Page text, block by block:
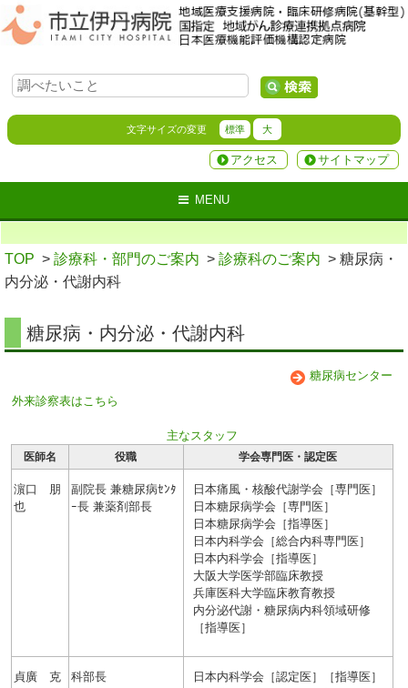
文字サイズの変更 標準 大
サイトマップ
アクセス
MENU
TOP > 診療科・部門のご案内 > 診療科のご案内 > 糖尿病・
内分泌・代謝内科
糖尿病・内分泌・代謝内科
糖尿病センター
外来診察表はこちら
主なスタッフ
医師名 役職 学会専門医・認定医
濵口 朋
也
副院長 兼糖尿病ｾﾝﾀ
ｰ長 兼薬剤部長
日本痛風・核酸代謝学会［専門医］
日本糖尿病学会［専門医］
日本糖尿病学会［指導医］
日本内科学会［総合内科専門医］
日本内科学会［指導医］
大阪大学医学部臨床教授
兵庫医科大学臨床教育教授
内分泌代謝・糖尿病内科領域研修
［指導医］
貞廣 克
科部長
日本内科学会［認定医］［指導医］